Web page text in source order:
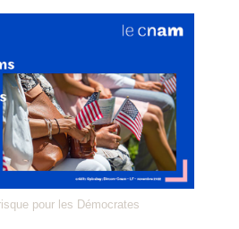
pour les Démocrates